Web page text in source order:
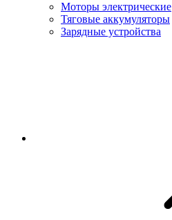
Моторы электрические
Тяговые аккумуляторы
Зарядные устройства